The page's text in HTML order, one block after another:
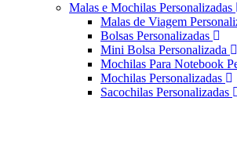
Malas e Mochilas Personalizadas
Malas de Viagem
Bolsas Personalizadas
Mini Bolsa Personalizada
Mochilas Para Notebook
Mochilas Personalizadas
Sacochilas Personalizadas